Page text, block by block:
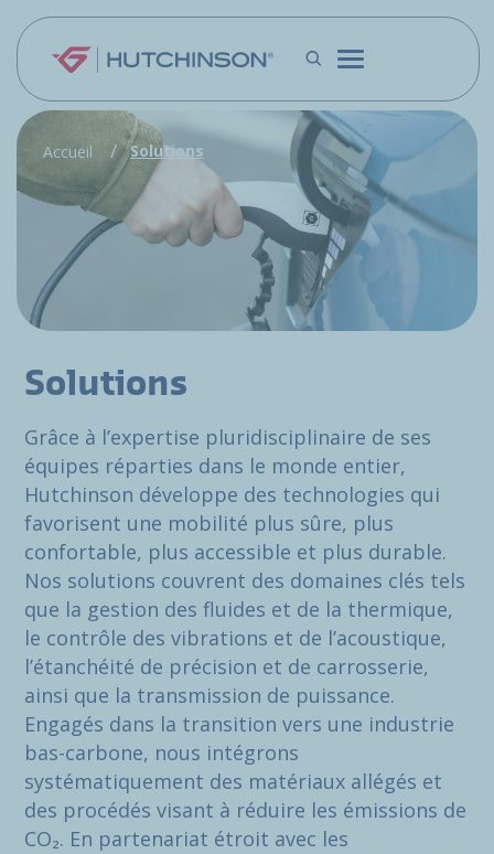
Aller au contenu principal
Accueil Solutions
Solutions
Grâce à l’expertise pluridisciplinaire de ses
équipes réparties dans le monde entier,
Hutchinson développe des technologies qui
favorisent une mobilité plus sûre, plus
confortable, plus accessible et plus durable.
Nos solutions couvrent des domaines clés tels
que la gestion des fluides et de la thermique,
le contrôle des vibrations et de l’acoustique,
l’étanchéité de précision et de carrosserie,
ainsi que la transmission de puissance.
Engagés dans la transition vers une industrie
bas-carbone, nous intégrons
systématiquement des matériaux allégés et
des procédés visant à réduire les émissions de
CO₂. En partenariat étroit avec les